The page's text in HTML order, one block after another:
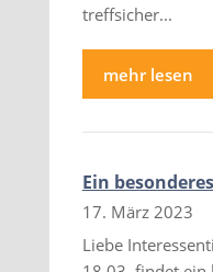
treffsicher...
mehr lesen
Ein
17. März 2023
Liebe